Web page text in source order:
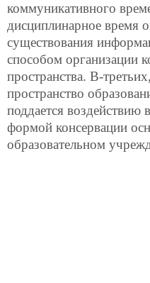
коммуникативного
дисциплинарное время
существования
способом организации
пространства. В-
пространство
поддается воздействию
формой консервации
образовательном